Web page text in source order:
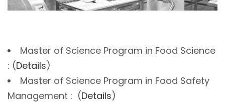
Master of Science Program in Food Science
: (Details)
Master of Science Program in Food Safety
Management : (Details)